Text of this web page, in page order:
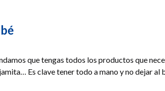
que tengas todos los productos que
Es clave tener todo a mano y no dejar